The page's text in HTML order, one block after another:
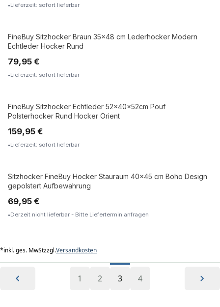
Lieferzeit: sofort lieferbar
ECHTLEDER
FineBuy Sitzhocker Braun 35x48 cm Lederhocker Modern
Echtleder Hocker Rund
79,95 €
Lieferzeit: sofort lieferbar
ECHTLEDER
FineBuy Sitzhocker Echtleder 52x40x52cm Pouf
Polsterhocker Rund Hocker Orient
159,95 €
Lieferzeit: sofort lieferbar
Sitzhocker FineBuy Hocker Stauraum 40x45 cm Boho Design
gepolstert Aufbewahrung
69,95 €
Derzeit nicht lieferbar - Bitte Liefertermin anfragen
*inkl. ges. MwStzzgl.Versandkosten
1 2 3 4